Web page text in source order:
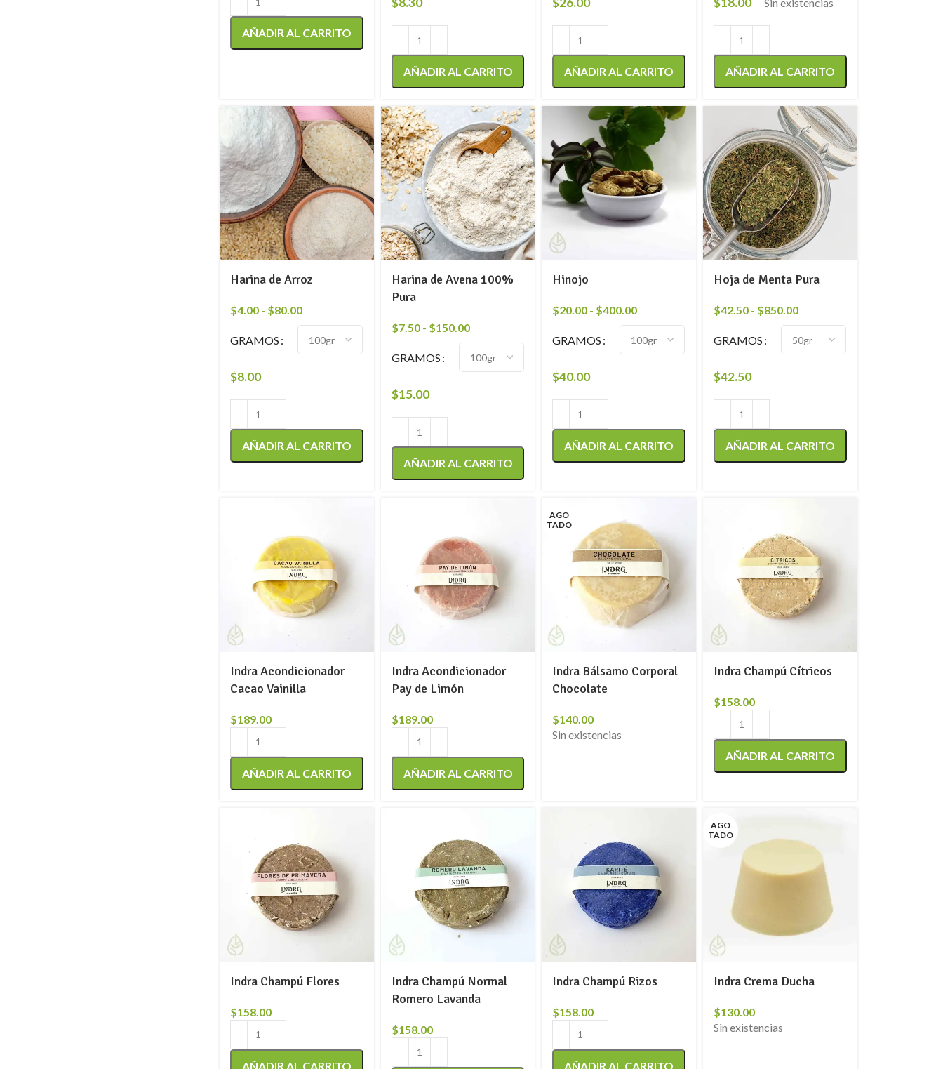
AÑADIR AL CARRITO
AÑADIR AL CARRITO AÑADIR AL CARRITO
Sin existencias
AÑADIR AL CARRITO
Harina de Arroz
$4.00 - $80.00
GRAMOS
$8.00
AÑADIR AL CARRITO
Harina de Avena 100%
Pura
$7.50 - $150.00
GRAMOS
$15.00
AÑADIR AL CARRITO
Hinojo
$20.00 - $400.00
GRAMOS
$40.00
AÑADIR AL CARRITO
Hoja de Menta Pura
$42.50 - $850.00
GRAMOS
$42.50
AÑADIR AL CARRITO
Indra Acondicionador
Cacao Vainilla
$189.00
AÑADIR AL CARRITO
Indra Acondicionador
Pay de Limón
$189.00
AÑADIR AL CARRITO
AGO
TADO
Indra Bálsamo Corporal
Chocolate
$140.00
Sin existencias
Indra Champú Cítricos
$158.00
AÑADIR AL CARRITO
Indra Champú Flores
$158.00
AÑADIR AL CARRITO
Indra Champú Normal
Romero Lavanda
$158.00
Indra Champú Rizos
$158.00
AÑADIR AL CARRITO
AGO
TADO
Indra Crema Ducha
$130.00
Sin existencias